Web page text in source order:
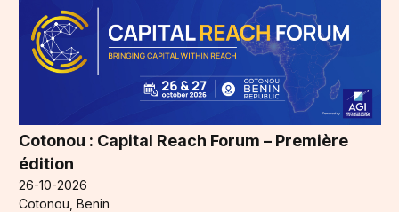
Cotonou : Capital Reach Forum – Première
édition
26-10-2026
Cotonou, Benin